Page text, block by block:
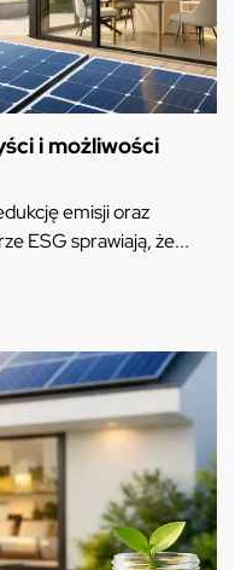
i możliwości
emisji oraz
ESG sprawiają, że...